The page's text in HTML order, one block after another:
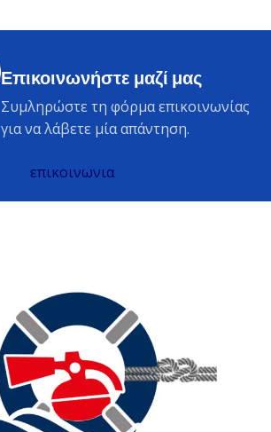
Επικοινωνήστε μαζί μας
Συμληρώστε τη φόρμα επικοινωνίας
για να λάβετε μία απάντηση.
επικοινωνια